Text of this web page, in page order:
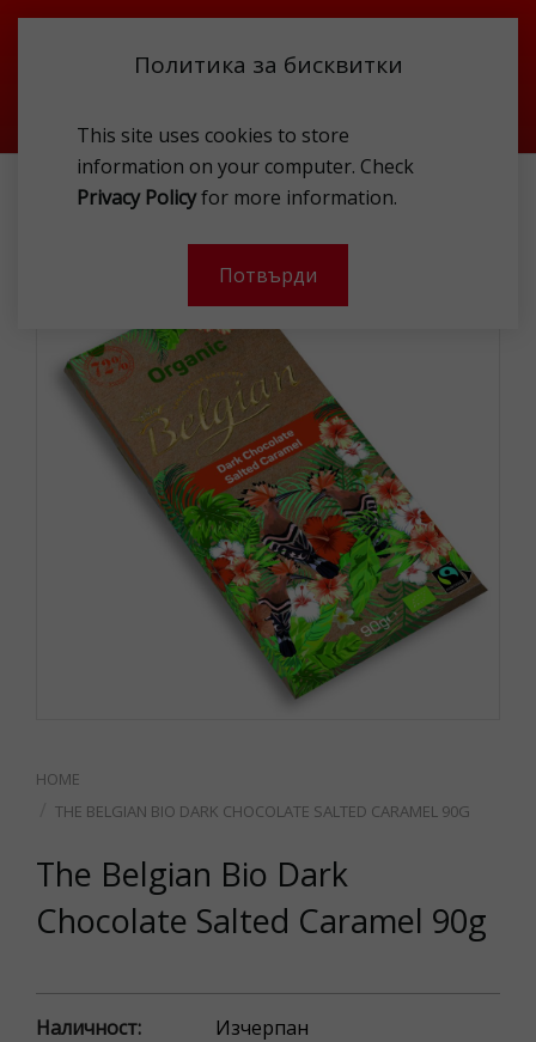
Политика за бисквитки
This site uses cookies to store
information on your computer. Check
Privacy Policyfor more information.
Потвърди
THE BELGIAN BIO DARK CHOCOLATE SALTED CARAMEL 90G
THE BELGIAN BIO DARK CHOCOLATE SALTED CARAMEL 90G
The Belgian Bio Dark
Chocolate Salted Caramel 90g
Наличност:
Изчерпан